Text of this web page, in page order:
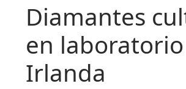
Diamantes
en
Irlanda